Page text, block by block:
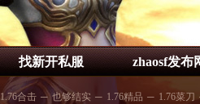
找新开私服 zhaosf发布
1.76合击 ─ 也够结实 ─ 1.76精品 ─ 1.76菜刀